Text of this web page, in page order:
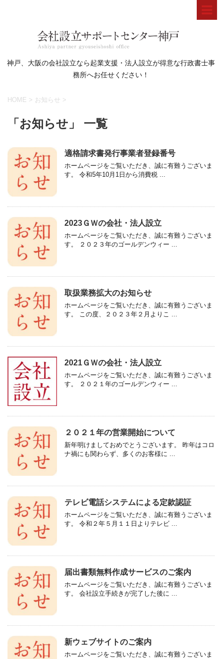
神戸、大阪の会社設立なら起業支援・法人設立が得意な行政書士事
務所へお任せください！
HOME > お知らせ >
「お知らせ」 一覧
適格請求書発行事業者登録番号
ホームページをご覧いただき、誠に有難うございま
す。 令和5年10月1日から消費税 ...
2023ＧＷの会社・法人設立
ホームページをご覧いただき、誠に有難うございま
す。 ２０２３年のゴールデンウィー ...
取扱業務拡大のお知らせ
ホームページをご覧いただき、誠に有難うございま
す。 この度、２０２３年２月よりこ ...
2021ＧＷの会社・法人設立
ホームページをご覧いただき、誠に有難うございま
す。 ２０２１年のゴールデンウィー ...
２０２１年の営業開始について
新年明けましておめでとうございます。 昨年はコロ
ナ禍にも関わらず、多くのお客様に ...
テレビ電話システムによる定款認証
ホームページをご覧いただき、誠に有難うございま
す。 令和２年５月１１日よりテレビ ...
届出書類無料作成サービスのご案内
ホームページをご覧いただき、誠に有難うございま
す。 会社設立手続きが完了した後に ...
新ウェブサイトのご案内
ホームページをご覧いただき、誠に有難うございま